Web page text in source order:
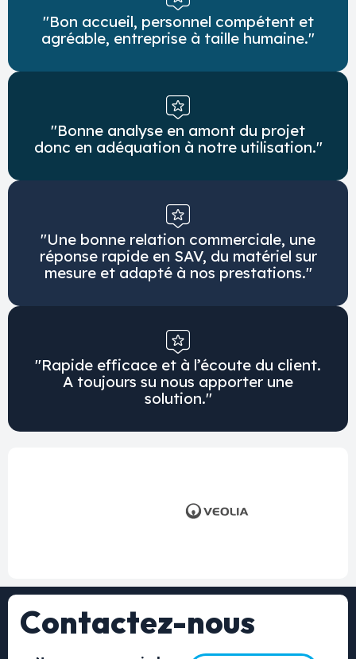
"Bon accueil, personnel compétent et
agréable, entreprise à taille humaine."
"Bonne analyse en amont du projet
donc en adéquation à notre utilisation."
"Une bonne relation commerciale, une
réponse rapide en SAV, du matériel sur
mesure et adapté à nos prestations."
"Rapide efficace et à l’écoute du client.
A toujours su nous apporter une
solution."
Contactez-nous